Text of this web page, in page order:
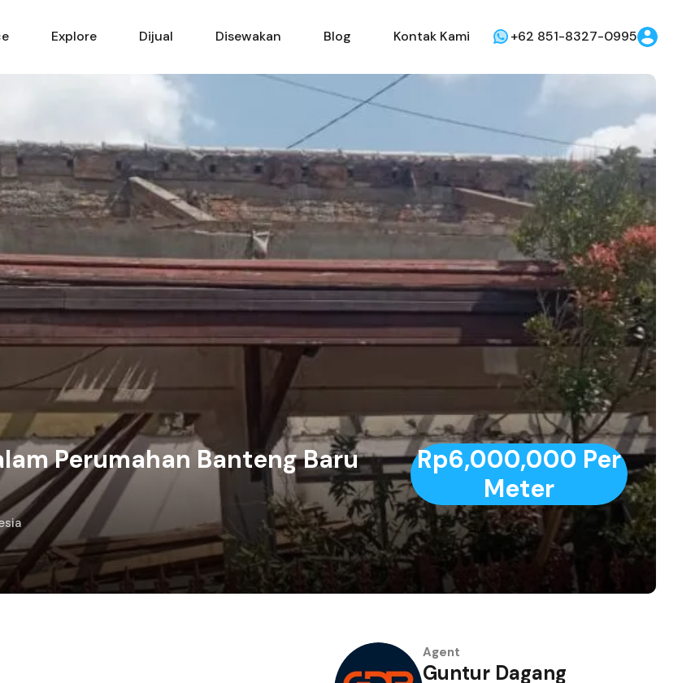
Beranda Service Explore Dijual Disewakan Blog Kontak Kami
Explore Dijual Disewakan Blog Kontak Kami +62 851-8327-0995
Perumahan Banteng Baru
Rp6,000,000 Per
Meter
Agent
Guntur Dagang